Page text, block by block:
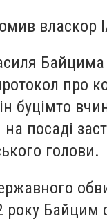
власкор
Байцима
про
буцімто
посаді
голови.
року Байцим